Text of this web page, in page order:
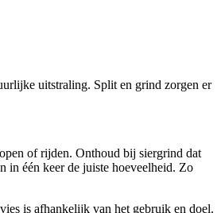
uitstraling. Split en grind zorgen er
of rijden. Onthoud bij siergrind dat
in één keer de juiste hoeveelheid. Zo
is afhankelijk van het gebruik en doel.